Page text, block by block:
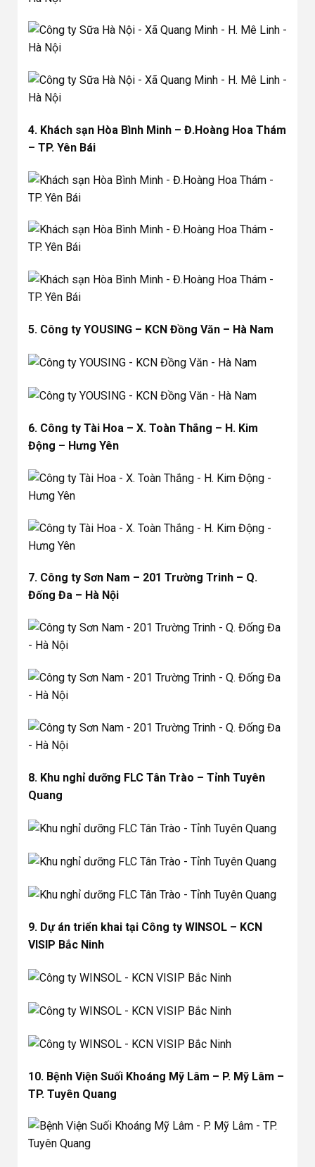
4. Khách sạn Hòa Bình Minh – Đ.Hoàng Hoa Thám
– TP. Yên Bái
5. Công ty YOUSING – KCN Đồng Văn – Hà Nam
6. Công ty Tài Hoa – X. Toàn Thắng – H. Kim
Động – Hưng Yên
7. Công ty Sơn Nam – 201 Trường Trinh – Q.
Đống Đa – Hà Nội
8. Khu nghỉ dưỡng FLC Tân Trào – Tỉnh Tuyên
Quang
9. Dự án triển khai tại Công ty WINSOL – KCN
VISIP Bắc Ninh
10. Bệnh Viện Suối Khoáng Mỹ Lâm – P. Mỹ Lâm –
TP. Tuyên Quang